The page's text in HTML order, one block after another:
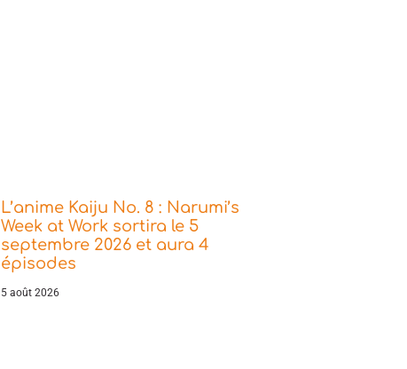
L’anime Kaiju No. 8 : Narumi’s
Week at Work sortira le 5
septembre 2026 et aura 4
épisodes
5 août 2026